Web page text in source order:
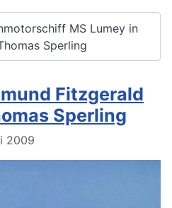
MS Lumey in
Sperling
Fitzgerald
Sperling
2009